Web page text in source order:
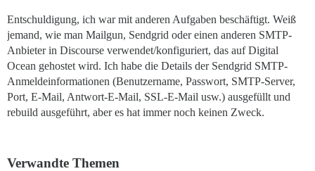
Entschuldigung, ich war mit anderen Aufgaben beschäftigt. Weiß
jemand, wie man Mailgun, Sendgrid oder einen anderen SMTP-
Anbieter in Discourse verwendet/konfiguriert, das auf Digital
Ocean gehostet wird. Ich habe die Details der Sendgrid SMTP-
Anmeldeinformationen (Benutzername, Passwort, SMTP-Server,
Port, E-Mail, Antwort-E-Mail, SSL-E-Mail usw.) ausgefüllt und
rebuild ausgeführt, aber es hat immer noch keinen Zweck.
Verwandte Themen